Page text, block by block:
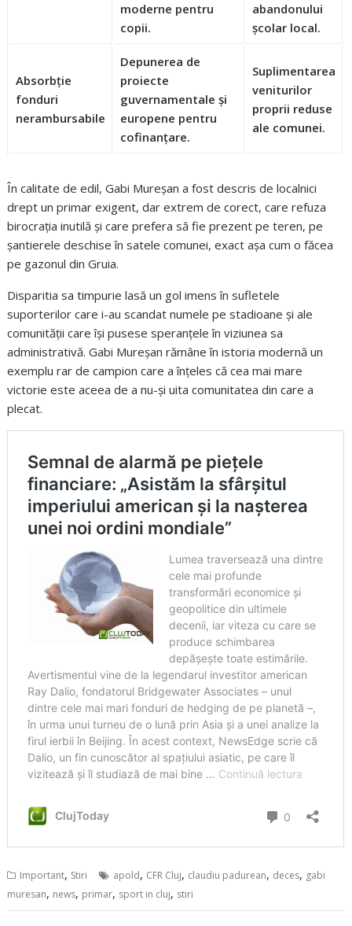
moderne pentru
copii.
abandonului
școlar local.
Absorbție
fonduri
nerambursabile
Depunerea de
proiecte
guvernamentale și
europene pentru
cofinanțare.
Suplimentarea
veniturilor
proprii reduse
ale comunei.
În calitate de edil, Gabi Mureșan a fost descris de localnici
drept un primar exigent, dar extrem de corect, care refuza
birocrația inutilă și care prefera să fie prezent pe teren, pe
șantierele deschise în satele comunei, exact așa cum o făcea
pe gazonul din Gruia.
Disparitia sa timpurie lasă un gol imens în sufletele
suporterilor care i-au scandat numele pe stadioane și ale
comunității care își pusese speranțele în viziunea sa
administrativă. Gabi Mureșan rămâne în istoria modernă un
exemplu rar de campion care a înțeles că cea mai mare
victorie este aceea de a nu-și uita comunitatea din care a
plecat.
Important, Stiri apold, CFR Cluj, claudiu padurean, deces, gabi
muresan, news, primar, sport in cluj, stiri